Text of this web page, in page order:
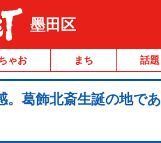
墨田区
ゃお まち 話題
。葛飾北斎生誕の地で